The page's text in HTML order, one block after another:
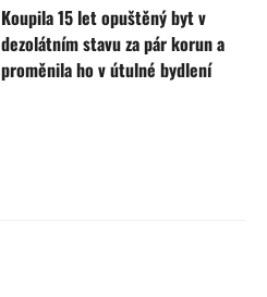
Koupila 15 let opuštěný byt v
dezolátním stavu za pár korun a
proměnila ho v útulné bydlení